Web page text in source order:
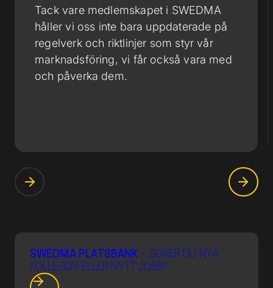
Tack vare medlemskapet i SWEDMA
håller vi oss inte bara uppdaterade på
regelverk och riktlinjer som styr vår
marknadsföring, vi får också vara med
och påverka dem.
SWEDMA PLATSBANK – SÖKER DU NYA
KOLLEGOR ELLER NYTT JOBB?